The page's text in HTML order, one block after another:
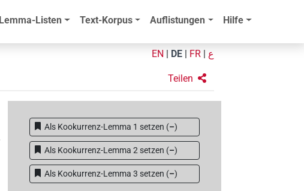
Lemma-Listen Text-Korpus Auflistungen Hilfe
EN DE FR ع
Teilen
Als Kookurrenz-Lemma 1 setzen (–)
Als Kookurrenz-Lemma 2 setzen (–)
Als Kookurrenz-Lemma 3 setzen (–)